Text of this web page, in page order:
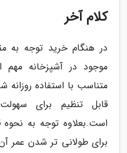
کلام آخر
در هنگام خرید توجه به
موجود در آشپزخانه
متناسب با استفاده
قابل تنظیم برای
است.بعلاوه توجه به نحوه
برای طولانی تر شدن عمر